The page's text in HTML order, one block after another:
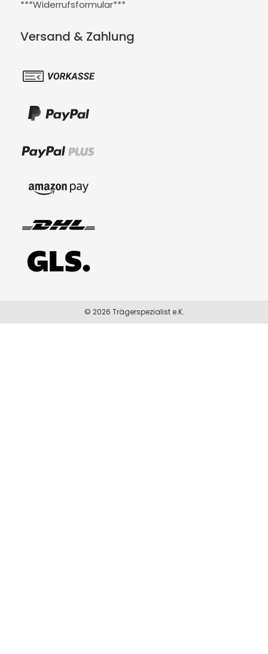
***Widerrufsformular***
Versand & Zahlung
© 2026 Trägerspezialist e.K.